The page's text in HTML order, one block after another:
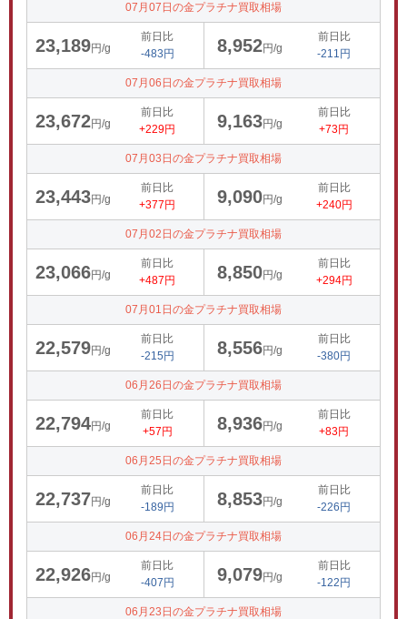
07月07日の金プラチナ買取相場
23,189円/g
前日比
-483円
8,952円/g
前日比
-211円
07月06日の金プラチナ買取相場
23,672円/g
前日比
+229円
9,163円/g
前日比
+73円
07月03日の金プラチナ買取相場
23,443円/g
前日比
+377円
9,090円/g
前日比
+240円
07月02日の金プラチナ買取相場
23,066円/g
前日比
+487円
8,850円/g
前日比
+294円
07月01日の金プラチナ買取相場
22,579円/g
前日比
-215円
8,556円/g
前日比
-380円
06月26日の金プラチナ買取相場
22,794円/g
前日比
+57円
8,936円/g
前日比
+83円
06月25日の金プラチナ買取相場
22,737円/g
前日比
-189円
8,853円/g
前日比
-226円
06月24日の金プラチナ買取相場
22,926円/g
前日比
-407円
9,079円/g
前日比
-122円
06月23日の金プラチナ買取相場